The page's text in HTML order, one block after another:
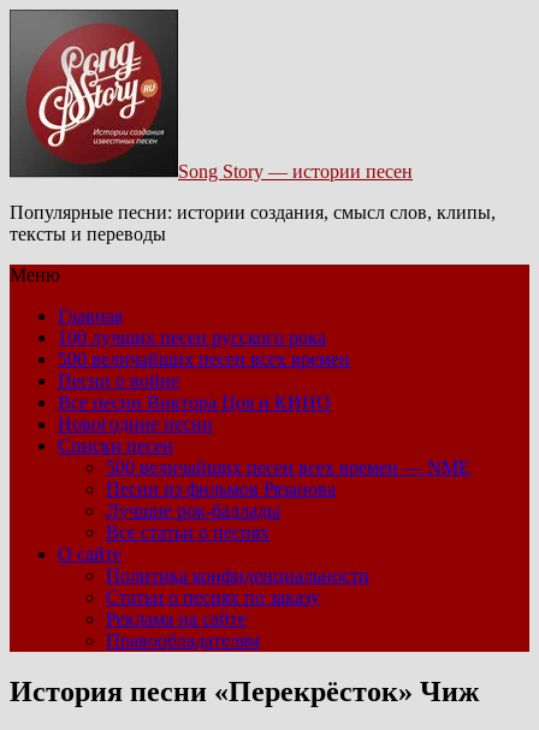
Song Story — истории песен
Популярные песни: истории создания, смысл слов, клипы,
тексты и переводы
Меню
Главная
100 лучших песен русского рока
500 величайших песен всех времен
Песни о войне
Все песни Виктора Цоя и КИНО
Новогодние песни
Списки песен
500 величайших песен всех времен — NME
Песни из фильмов Рязанова
Лучшие рок-баллады
Все статьи о песнях
О сайте
Политика конфиденциальности
Статьи о песнях по заказу
Реклама на сайте
Правообладателям
История песни «Перекрёсток» Чиж